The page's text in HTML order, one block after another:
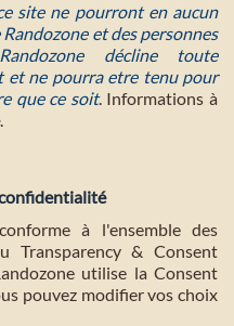
site ne pourront en aucun
et des personnes
décline toute
et ne pourra etre tenu pour
que ce soit. Informations à
.
à l'ensemble des
Transparency & Consent
utilise la Consent
pouvez modifier vos choix